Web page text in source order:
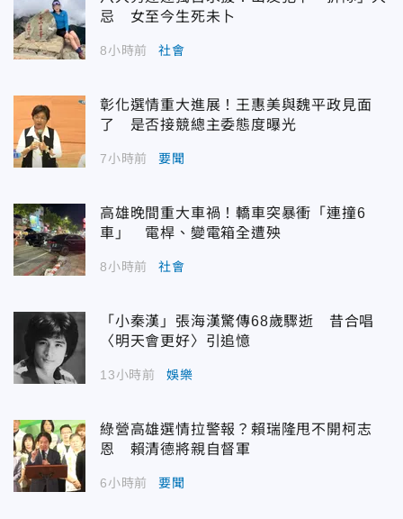
忌 女至今生死未卜
8小時前 社會
彰化選情重大進展！王惠美與魏平政見面
了 是否接競總主委態度曝光
7小時前 要聞
高雄晚間重大車禍！轎車突暴衝「連撞6
車」 電桿、變電箱全遭殃
8小時前 社會
「小秦漢」張海漢驚傳68歲驟逝 昔合唱
〈明天會更好〉引追憶
13小時前 娛樂
綠營高雄選情拉警報？賴瑞隆甩不開柯志
恩 賴清德將親自督軍
6小時前 要聞